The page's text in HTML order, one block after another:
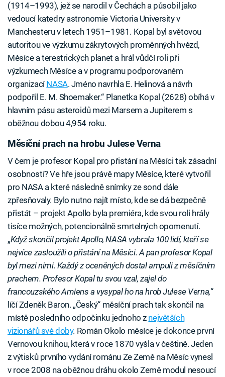
(1914–1993), jež se narodil v Čechách a působil jako
vedoucí katedry astronomie Victoria University v
Manchesteru v letech 1951–1981. Kopal byl světovou
autoritou ve výzkumu zákrytových proměnných hvězd,
Měsíce a terestrických planet a hrál vůdčí roli při
výzkumech Měsíce a v programu podporovaném
organizacíNASA. Jméno navrhla E. Helinová a návrh
podpořil E. M. Shoemaker.“ Planetka Kopal (2628) obíhá v
hlavním pásu asteroidů mezi Marsem a Jupiterem s
oběžnou dobou 4,954 roku.
Měsíční prach na hrobu Julese Verna
V čem je profesor Kopal pro přistání na Měsíci tak zásadní
osobností? Ve hře jsou právě mapy Měsíce, které vytvořil
pro NASA a které následně snímky ze sond dále
zpřesňovaly. Bylo nutno najít místo, kde se dá bezpečně
přistát – projekt Apollo byla premiéra, kde svou roli hrály
tisíce možných, potencionálně smrtelných opomenutí.
„Když skončil projekt Apollo, NASA vybrala 100 lidí, kteří se
nejvíce zasloužili o přistání na Měsíci. A pan profesor Kopal
byl mezi nimi. Každý z oceněných dostal ampuli z měsíčním
prachem. Profesor Kopal tu svou vzal, zajel do
francouzského Amiens a vysypal ho na hrob Julese Verna,“
líčí Zdeněk Baron. „Český“ měsíční prach tak skončil na
místě posledního odpočinku jednoho z největších
vizionářů své doby. Román Okolo měsíce je dokonce první
Vernovou knihou, která v roce 1870 vyšla v češtině. Jeden
z výtisků prvního vydání románu Ze Země na Měsíc vynesl
v roce 2008 na oběžnou dráhu okolo Země modul nesoucí